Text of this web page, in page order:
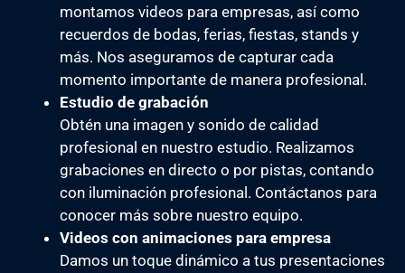
montamos videos para empresas, así como
recuerdos de bodas, ferias, fiestas, stands y
más. Nos aseguramos de capturar cada
momento importante de manera profesional.
Estudio de grabación
Obtén una imagen y sonido de calidad
profesional en nuestro estudio. Realizamos
grabaciones en directo o por pistas, contando
con iluminación profesional. Contáctanos para
conocer más sobre nuestro equipo.
Videos con animaciones para empresa
Damos un toque dinámico a tus presentaciones